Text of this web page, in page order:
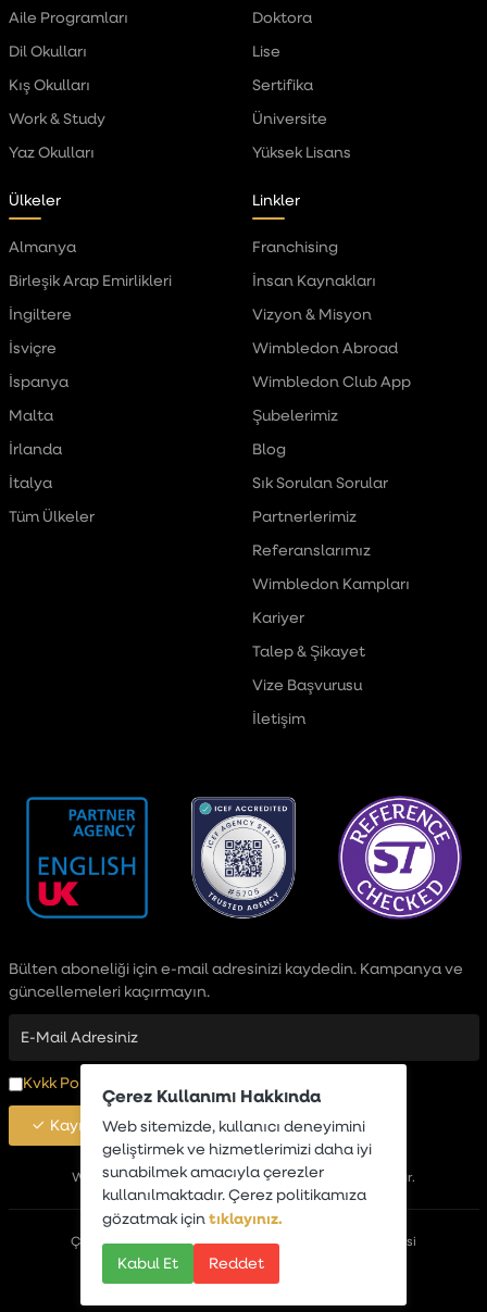
Aile Programları
Dil Okulları
Kış Okulları
Work & Study
Yaz Okulları
Doktora
Lise
Sertifika
Üniversite
Yüksek Lisans
Ülkeler
Almanya
Birleşik Arap Emirlikleri
İngiltere
İsviçre
İspanya
Malta
İrlanda
İtalya
Tüm Ülkeler
Linkler
Franchising
İnsan Kaynakları
Vizyon & Misyon
Wimbledon Abroad
Wimbledon Club App
Şubelerimiz
Blog
Sık Sorulan Sorular
Partnerlerimiz
Referanslarımız
Wimbledon Kampları
Kariyer
Talep & Şikayet
Vize Başvurusu
İletişim
Bülten aboneliği için e-mail adresinizi kaydedin. Kampanya ve
güncellemeleri kaçırmayın.
Kvkk Politikası
Kayıt Ol
Wimbledon Abroad birWimbledon Global markasıdır.
Çerez PolitikasıKvkk PolitikasıMesafeli Satış Sözleşmesi
Pill
Çerez Kullanımı Hakkında
Web sitemizde, kullanıcı deneyimini
geliştirmek ve hizmetlerimizi daha iyi
sunabilmek amacıyla çerezler
kullanılmaktadır. Çerez politikamıza
gözatmak içintıklayınız.
Kabul Et Reddet